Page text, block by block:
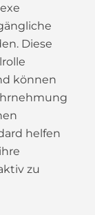
Diese
können
helfen
zu